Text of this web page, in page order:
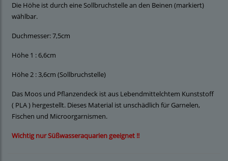
Die Höhe ist durch eine Sollbruchstelle an den Beinen (markiert)
wählbar.
Duchmesser: 7,5cm
Höhe 1 : 6,6cm
Höhe 2 : 3,6cm (Sollbruchstelle)
Das Moos und Pflanzendeck ist aus Lebendmittelchtem Kunststoff
( PLA ) hergestellt. Dieses Material ist unschädlich für Garnelen,
Fischen und Microorgarnismen.
Wichtig nur Süßwasseraquarien geeignet !!